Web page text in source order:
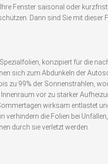
Fenster saisonal oder
Dann sind Sie mit dieser
konzipiert für die
sich zum Abdunkeln der
zu 99% der Sonnenstrahlen,
vor zu starker
wirksam entlastet
verhindern die Folien bei
durch sie verletzt werden.